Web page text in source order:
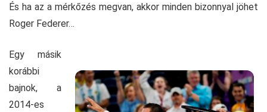
És ha az a mérkőzés megvan, akkor minden bizonnyal jöhet
Roger Federer…
Egy másik
korábbi
bajnok, a
2014-es